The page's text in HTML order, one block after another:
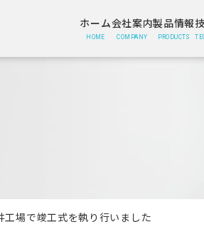
ホーム
HOME
会社案内
COMPANY
製品情報
PRODUCTS
工場で竣工式を執り行いました